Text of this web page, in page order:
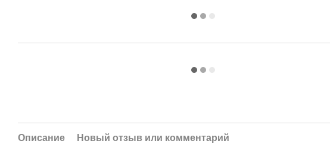
Описание Новый отзыв или комментарий